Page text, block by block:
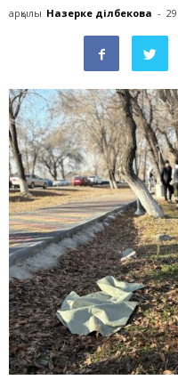
арқылы Назерке Әділбекова -